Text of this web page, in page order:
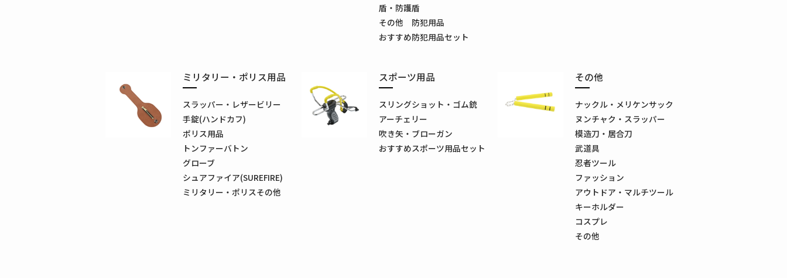
盾・防護盾
その他 防犯用品
おすすめ防犯用品セット
ミリタリー・ポリス用品
スラッパー・レザービリー
手錠(ハンドカフ)
ポリス用品
トンファーバトン
グローブ
シュアファイア(SUREFIRE)
ミリタリー・ポリスその他
スポーツ用品
スリングショット・ゴム銃
アーチェリー
吹き矢・ブローガン
おすすめスポーツ用品セット
その他
ナックル・メリケンサック
ヌンチャク・スラッパー
模造刀・居合刀
武道具
忍者ツール
ファッション
アウトドア・マルチツール
キーホルダー
コスプレ
その他